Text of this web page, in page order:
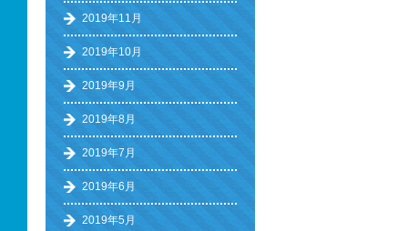
2019年11月
2019年10月
2019年9月
2019年8月
2019年7月
2019年6月
2019年5月